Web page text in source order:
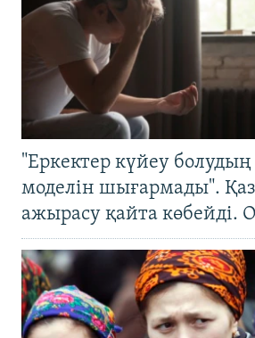
"Еркектер күйеу
моделін шығармады".
ажырасу қайта көбейді.